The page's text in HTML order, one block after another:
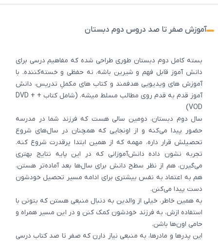
آموزش صفر تا صد دروس دوم دبستان
بسته کامل دوم دبستان طوری طراحی شده که مفاهیم درسی برای
دانش آموز قابل فهم و شیرین باشه، نه حفظی و خسته‌کننده. با
آموزش های ویدیویی هدفمند و کتاب های مکملِ تدریس، دانش
آموز قدم به قدم روی مطالب مسلط میشه. (شامل کتاب + DVD +
VOD)
سال دوم دبستان، دومین سالی هست که فرزند شما در مدرسه
حضور پیدا می‌کنه و از اونجایی که همچنان در سال‌های شروع
تحصیلش قرار داره، مهمه که از همین ابتدا پرقدرت شروع کنه.
تجربه نشون داده دانش‌آموزانی که در این پایه نتایج بهتری
می‌گیرن، هم از نظر سطح دانش برای سال‌ها بعد آماده‌تر هستن،
هم به اعتماد به نفس بیشتری برای ادامه مسیر تحصیل خودشون
دست پیدا می‌کنن.
به همین خاطر، خیلی از والدین به دنبال منبعی هستن که بتونن با
استفاده ازش، به فرزند خودشون کمک کنن و در این مسیر همراه و
حامی اون‌ها باشن.
این پدرها و مادرها، به منبعی نیاز دارن که صفر تا صد کتاب درسی